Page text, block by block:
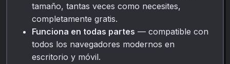
tamaño, tantas veces como necesites,
completamente gratis.
Funciona en todas partes — compatible con
todos los navegadores modernos en
escritorio y móvil.